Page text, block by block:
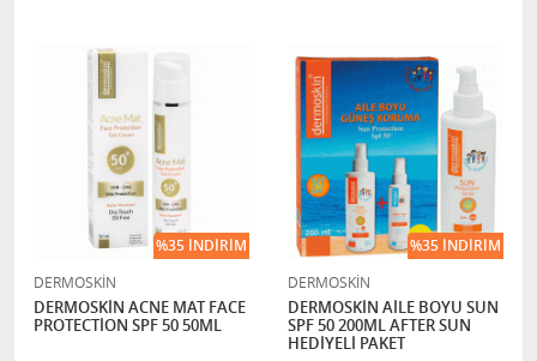
DERMOSKİN
DERMOSKİN ACNE MAT FACE
PROTECTİON SPF 50 50ML
%35 İNDIRIM
DERMOSKİN
DERMOSKİN AİLE BOYU SUN
SPF 50 200ML AFTER SUN
HEDİYELİ PAKET
%35 İNDIRIM